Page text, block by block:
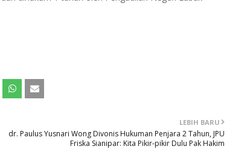
LEBIH BARU
dr. Paulus Yusnari Wong Divonis Hukuman Penjara 2 Tahun, JPU
Friska Sianipar: Kita Pikir-pikir Dulu Pak Hakim